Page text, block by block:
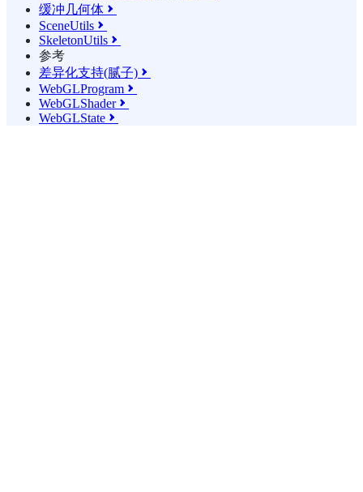
缓冲几何体 
SceneUtils 
SkeletonUtils 
参考
差异化支持(腻子) 
WebGLProgram 
WebGLShader
WebGLState 